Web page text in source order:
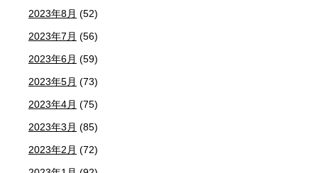
2023年8月 (52)
2023年7月 (56)
2023年6月 (59)
2023年5月 (73)
2023年4月 (75)
2023年3月 (85)
2023年2月 (72)